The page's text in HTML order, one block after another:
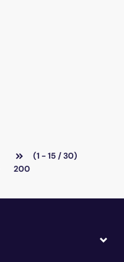
(1 - 15 / 30)
200